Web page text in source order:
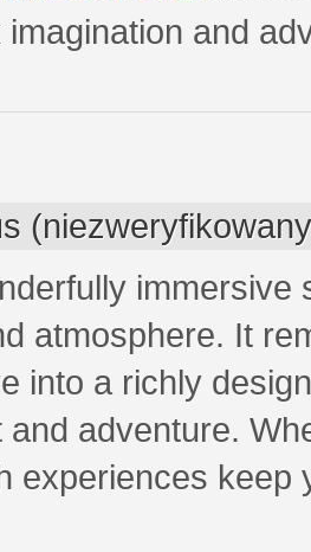
imagination and
atmosphere. It
into a richly
and adventure.
experiences keep